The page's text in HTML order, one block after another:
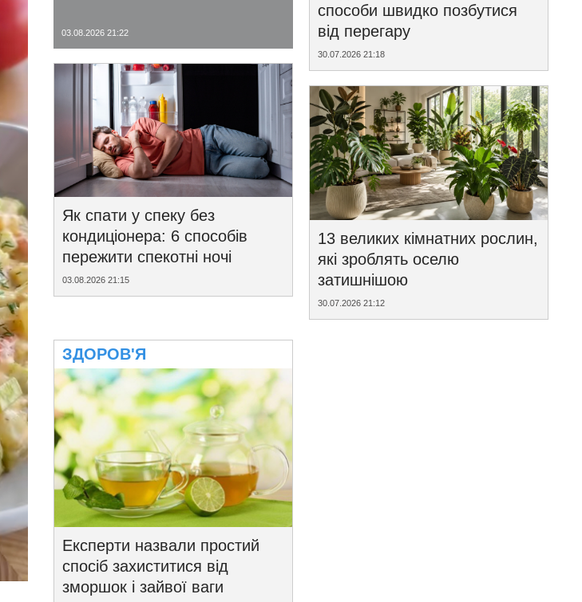
03.08.2026 21:22
Як спати у спеку без
кондиціонера: 6 способів
пережити спекотні ночі
03.08.2026 21:15
ЗДОРОВ'Я
Експерти назвали простий
спосіб захиститися від
зморшок і зайвої ваги
способи швидко позбутися
від перегару
30.07.2026 21:18
13 великих кімнатних рослин,
які зроблять оселю
затишнішою
30.07.2026 21:12